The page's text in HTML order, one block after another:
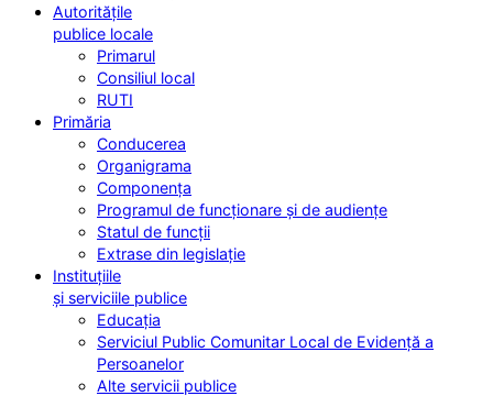
Autoritățile
publice locale
Primarul
Consiliul local
RUTI
Primăria
Conducerea
Organigrama
Componența
Programul de funcționare și de audiențe
Statul de funcții
Extrase din legislație
Instituțiile
și serviciile publice
Educația
Serviciul Public Comunitar Local de Evidență a
Persoanelor
Alte servicii publice